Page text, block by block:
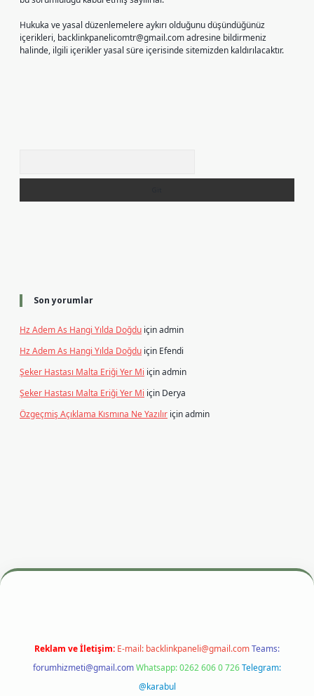
Hukuka ve yasal düzenlemelere aykırı olduğunu düşündüğünüz
içerikleri, backlinkpanelicomtr@gmail.comadresine bildirmeniz
halinde, ilgili içerikler yasal süre içerisinde sitemizden kaldırılacaktır.
Son yorumlar
Hz Adem As Hangi Yılda Doğdu içinadmin
Hz Adem As Hangi Yılda Doğdu için Efendi
Şeker Hastası Malta Eriği Yer Mi içinadmin
Şeker Hastası Malta Eriği Yer Mi için Derya
Özgeçmiş Açıklama Kısmına Ne Yazılır içinadmin
betexper.xyzm elexbet
Reklam ve İletişim: E-mail: backlinkpaneli@gmail.comTeams:
forumhizmeti@gmail.comWhatsapp: 0262 606 0 726Telegram:
@karabul